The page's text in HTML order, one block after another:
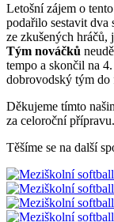
Letošní zájem o
podařilo sestavit dva
ze zkušených hráčů,
Tým nováčků
tempo a skončil na
dobrovodský tým do
Děkujeme tímto
za celoroční přípravu.
Těšíme se na další